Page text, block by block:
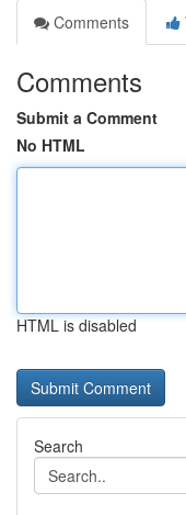
Comments
Comments
Submit a Comment
No HTML
HTML is disabled
Search